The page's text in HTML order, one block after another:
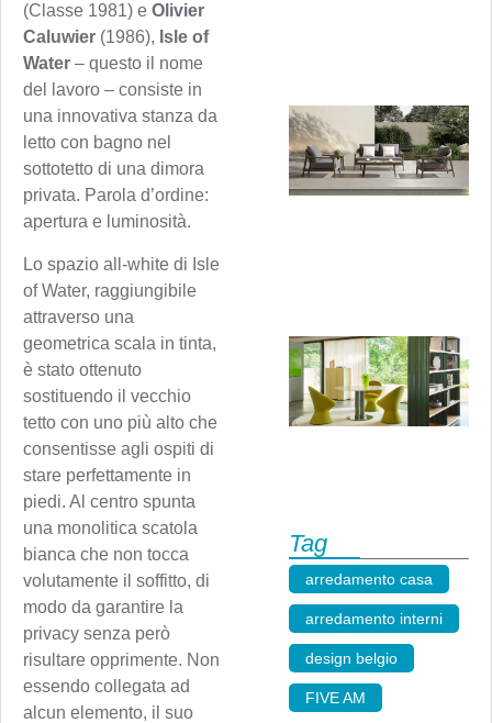
(Classe 1981) e Olivier
Caluwier (1986), Isle of
Water – questo il nome
del lavoro – consiste in
una innovativa stanza da
letto con bagno nel
sottotetto di una dimora
privata. Parola d’ordine:
apertura e luminosità.
Lo spazio all-white di Isle
of Water, raggiungibile
attraverso una
geometrica scala in tinta,
è stato ottenuto
sostituendo il vecchio
tetto con uno più alto che
consentisse agli ospiti di
stare perfettamente in
piedi. Al centro spunta
una monolitica scatola
bianca che non tocca
volutamente il soffitto, di
modo da garantire la
privacy senza però
risultare opprimente. Non
essendo collegata ad
alcun elemento, il suo
Tag
arredamento casa
arredamento interni
design belgio
FIVE AM